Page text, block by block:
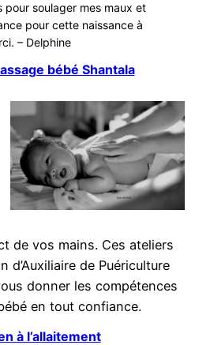
pour soulager mes maux et
pour cette naissance à
– Delphine
bébé Shantala
de vos mains. Ces ateliers
d’Auxiliaire de Puériculture
donner les compétences
en tout confiance.
à l’allaitement